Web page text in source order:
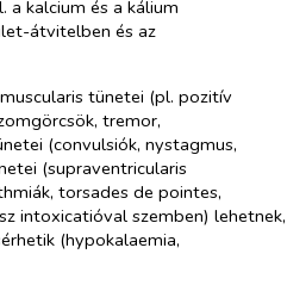
kalcium és a kálium
átvitelben és az
tünetei (pl. pozitív
tremor,
(convulsiók, nystagmus,
(supraventricularis
torsades de pointes,
intoxicatióval szemben) lehetnek,
(hypokalaemia,